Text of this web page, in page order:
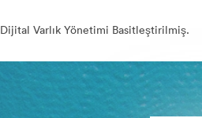
Dijital Varlık Yönetimi Basitleştirilmiş.